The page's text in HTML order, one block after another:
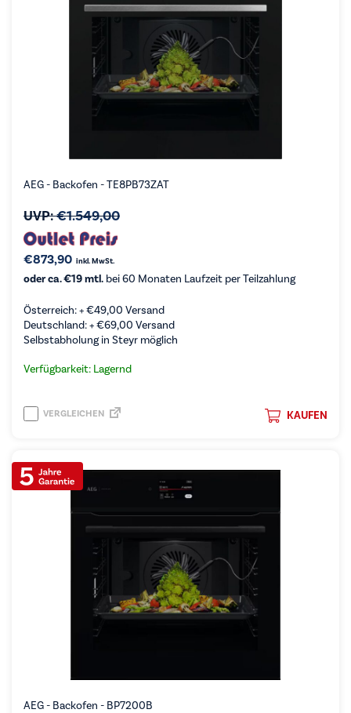
AEG - Backofen - TE8PB73ZAT
UVP:€1.549,00
€873,90 inkl. MwSt.
oder ca. €19 mtl. bei 60 Monaten Laufzeit per Teilzahlung
Österreich: +€49,00 Versand
Deutschland: +€69,00 Versand
Selbstabholung in Steyr möglich
Verfügbarkeit: Lagernd
KAUFEN
VERGLEICHEN
AEG - Backofen - BP7200B